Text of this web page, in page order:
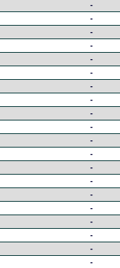
-
-
-
-
-
-
-
-
-
-
-
-
-
-
-
-
-
-
-
-